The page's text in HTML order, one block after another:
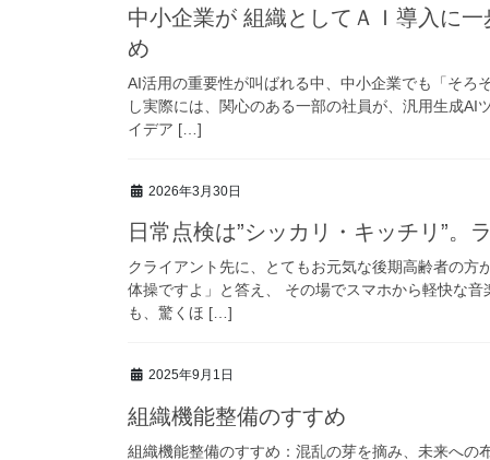
中小企業が 組織としてＡＩ導入に一歩踏み出すための 検討プログラムのおすす
め
AI活用の重要性が叫ばれる中、中小企業でも「そろ
し実際には、関心のある一部の社員が、汎用生成
イデア […]
2026年3月30日
日常点検は”シッカリ・キッチリ”。
クライアント先に、とてもお元気な後期高齢者の
体操ですよ」と答え、 その場でスマホから軽快な
も、驚くほ […]
2025年9月1日
組織機能整備のすすめ
組織機能整備のすすめ：混乱の芽を摘み、未来への